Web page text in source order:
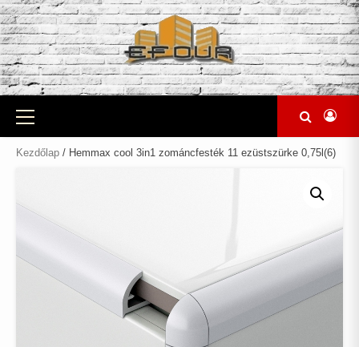
Skip
to
content
Primary
Menu
Kezdőlap / Hemmax cool 3in1 zománcfesték 11 ezüstszürke 0,75l(6)